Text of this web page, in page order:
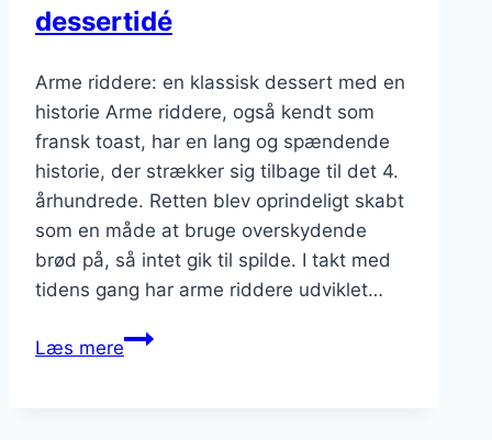
dessertidé
Arme riddere: en klassisk dessert med en
historie Arme riddere, også kendt som
fransk toast, har en lang og spændende
historie, der strækker sig tilbage til det 4.
århundrede. Retten blev oprindeligt skabt
som en måde at bruge overskydende
brød på, så intet gik til spilde. I takt med
tidens gang har arme riddere udviklet…
Læs mereArme